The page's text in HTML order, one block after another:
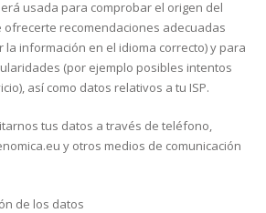
usada para comprobar el origen del
ofrecerte recomendaciones adecuadas
información en el idioma correcto) y para
(por ejemplo posibles intentos
así como datos relativos a tu ISP.
tus datos a través de teléfono,
y otros medios de comunicación
de los datos